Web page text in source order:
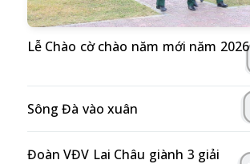
Lễ Chào cờ chào năm mới năm 2026
Sông Đà vào xuân
Đoàn VĐV Lai Châu giành 3 giải